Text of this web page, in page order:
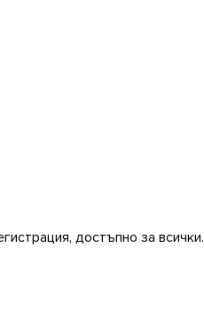
достъпно за всички.